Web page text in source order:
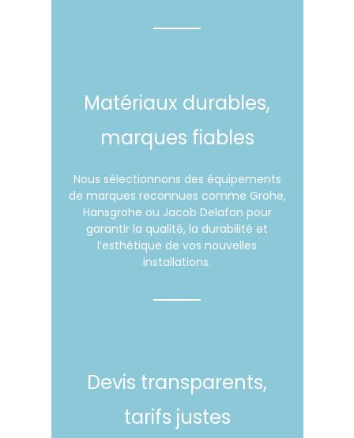
Matériaux durables,
marques fiables
Nous sélectionnons des équipements
de marques reconnues comme Grohe,
Hansgrohe ou Jacob Delafon pour
garantir la qualité, la durabilité et
l’esthétique de vos nouvelles
installations.
Devis transparents,
tarifs justes